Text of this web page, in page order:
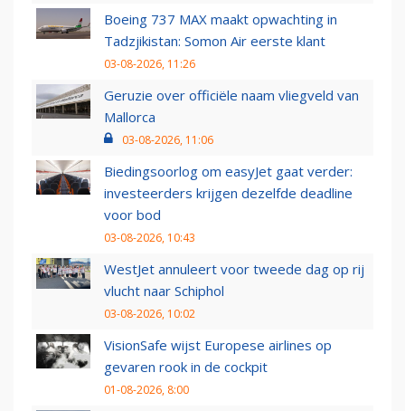
Boeing 737 MAX maakt opwachting in
Tadzjikistan: Somon Air eerste klant
03-08-2026, 11:26
Geruzie over officiële naam vliegveld van
Mallorca
03-08-2026, 11:06
Biedingsoorlog om easyJet gaat verder:
investeerders krijgen dezelfde deadline
voor bod
03-08-2026, 10:43
WestJet annuleert voor tweede dag op rij
vlucht naar Schiphol
03-08-2026, 10:02
VisionSafe wijst Europese airlines op
gevaren rook in de cockpit
01-08-2026, 8:00